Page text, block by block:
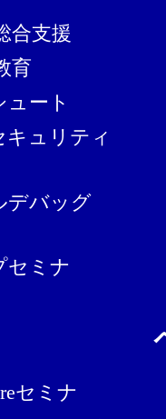
合支援
育
ュート
ュリティ
デバッグ
セミナ
セミナ